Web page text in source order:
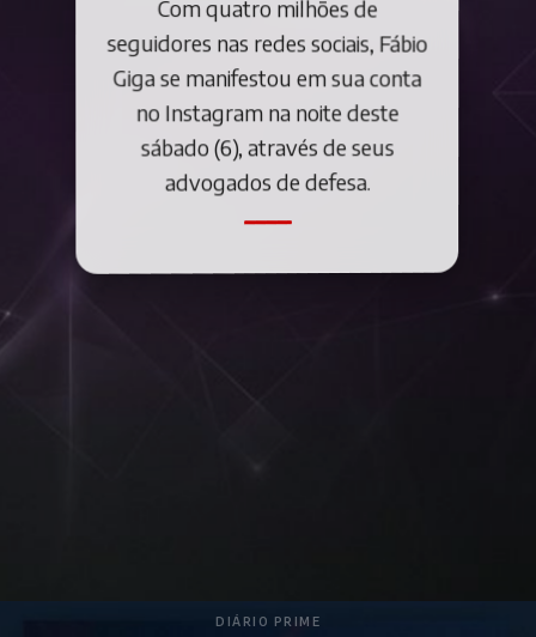
seguidores nas redes sociais, Fábio
Giga se manifestou em sua conta
no Instagram na noite deste
sábado (6), através de seus
advogados de defesa.
DIÁRIO PRIME